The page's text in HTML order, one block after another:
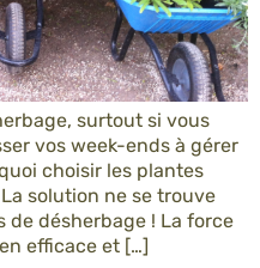
surtout si vous
vos week-ends à gérer
choisir les plantes
solution ne se trouve
de désherbage ! La force
efficace et […]